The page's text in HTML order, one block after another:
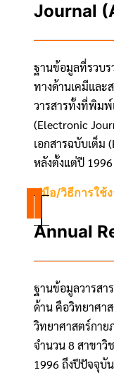
Journal
ฐานข้อมูลที่รวบร
ทางด้านเคมีและ
วารสารทั้งที่พิมพ์
(Electronic
เอกสารฉบับเต็ม
หลังตั้งแต่ปี 1996
คู่มือ/วิธีการใช้
Annual
ฐานข้อมูลวารสา
ด้าน คือวิทยาศา
วิทยาศาสตร์กาย
จำนวน 8 สาขาวิ
1996 ถึงปีปัจจุบั